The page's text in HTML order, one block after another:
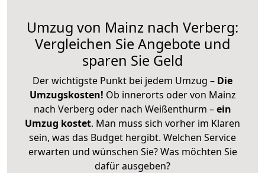
Umzug von Mainz nach Verberg:
Vergleichen Sie Angebote und
sparen Sie Geld
Der wichtigste Punkt bei jedem Umzug – Die
Umzugskosten! Ob innerorts oder von Mainz
nach Verberg oder nach Weißenthurm –ein
Umzug kostet. Man muss sich vorher im Klaren
sein, was das Budget hergibt. Welchen Service
erwarten und wünschen Sie? Was möchten Sie
dafür ausgeben?